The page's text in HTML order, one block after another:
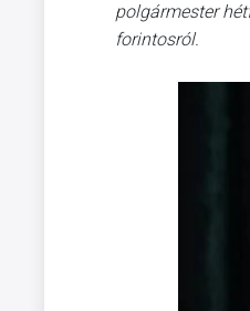
polgármester
forintosról.